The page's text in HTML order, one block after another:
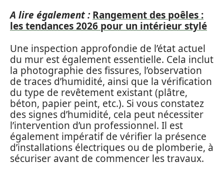
A lire également : Rangement des poêles :
les tendances 2026 pour un intérieur stylé
Une inspection approfondie de l’état actuel
du mur est également essentielle. Cela inclut
la photographie des fissures, l’observation
de traces d’humidité, ainsi que la vérification
du type de revêtement existant (plâtre,
béton, papier peint, etc.). Si vous constatez
des signes d’humidité, cela peut nécessiter
l’intervention d’un professionnel. Il est
également impératif de vérifier la présence
d’installations électriques ou de plomberie, à
sécuriser avant de commencer les travaux.